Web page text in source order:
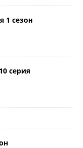
1 сезон
серия